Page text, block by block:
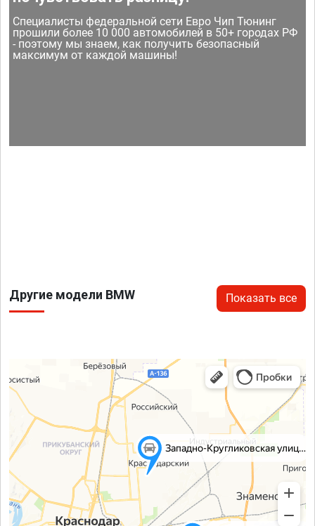
Специалисты федеральной сети Евро Чип Тюнинг
прошили более 10 000 автомобилей в 50+ городах РФ
- поэтому мы знаем, как получить безопасный
максимум от каждой машины!
Другие модели BMW Показать все